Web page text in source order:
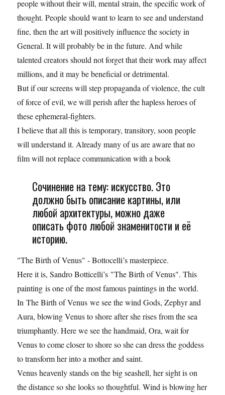
people without their will, mental strain, the specific work of
thought. People should want to learn to see and understand
fine, then the art will positively influence the society in
General. It will probably be in the future. And while
talented creators should not forget that their work may affect
millions, and it may be beneficial or detrimental.
But if our screens will step propaganda of violence, the cult
of force of evil, we will perish after the hapless heroes of
these ephemeral-fighters.
I believe that all this is temporary, transitory, soon people
will understand it. Already many of us are aware that no
film will not replace communication with a book
Сочинение на тему: искусство. Это
должно быть описание картины, или
любой архитектуры, можно даже
описать фото любой знаменитости и её
историю.
"The Birth of Venus" - Bottocelli’s masterpiece.
Here it is, Sandro Botticelli’s "The Birth of Venus". This
painting is one of the most famous paintings in the world.
In The Birth of Venus we see the wind Gods, Zephyr and
Aura, blowing Venus to shore after she rises from the sea
triumphantly. Here we see the handmaid, Ora, wait for
Venus to come closer to shore so she can dress the goddess
to transform her into a mother and saint.
Venus heavenly stands on the big seashell, her sight is on
the distance so she looks so thoughtful. Wind is blowing her